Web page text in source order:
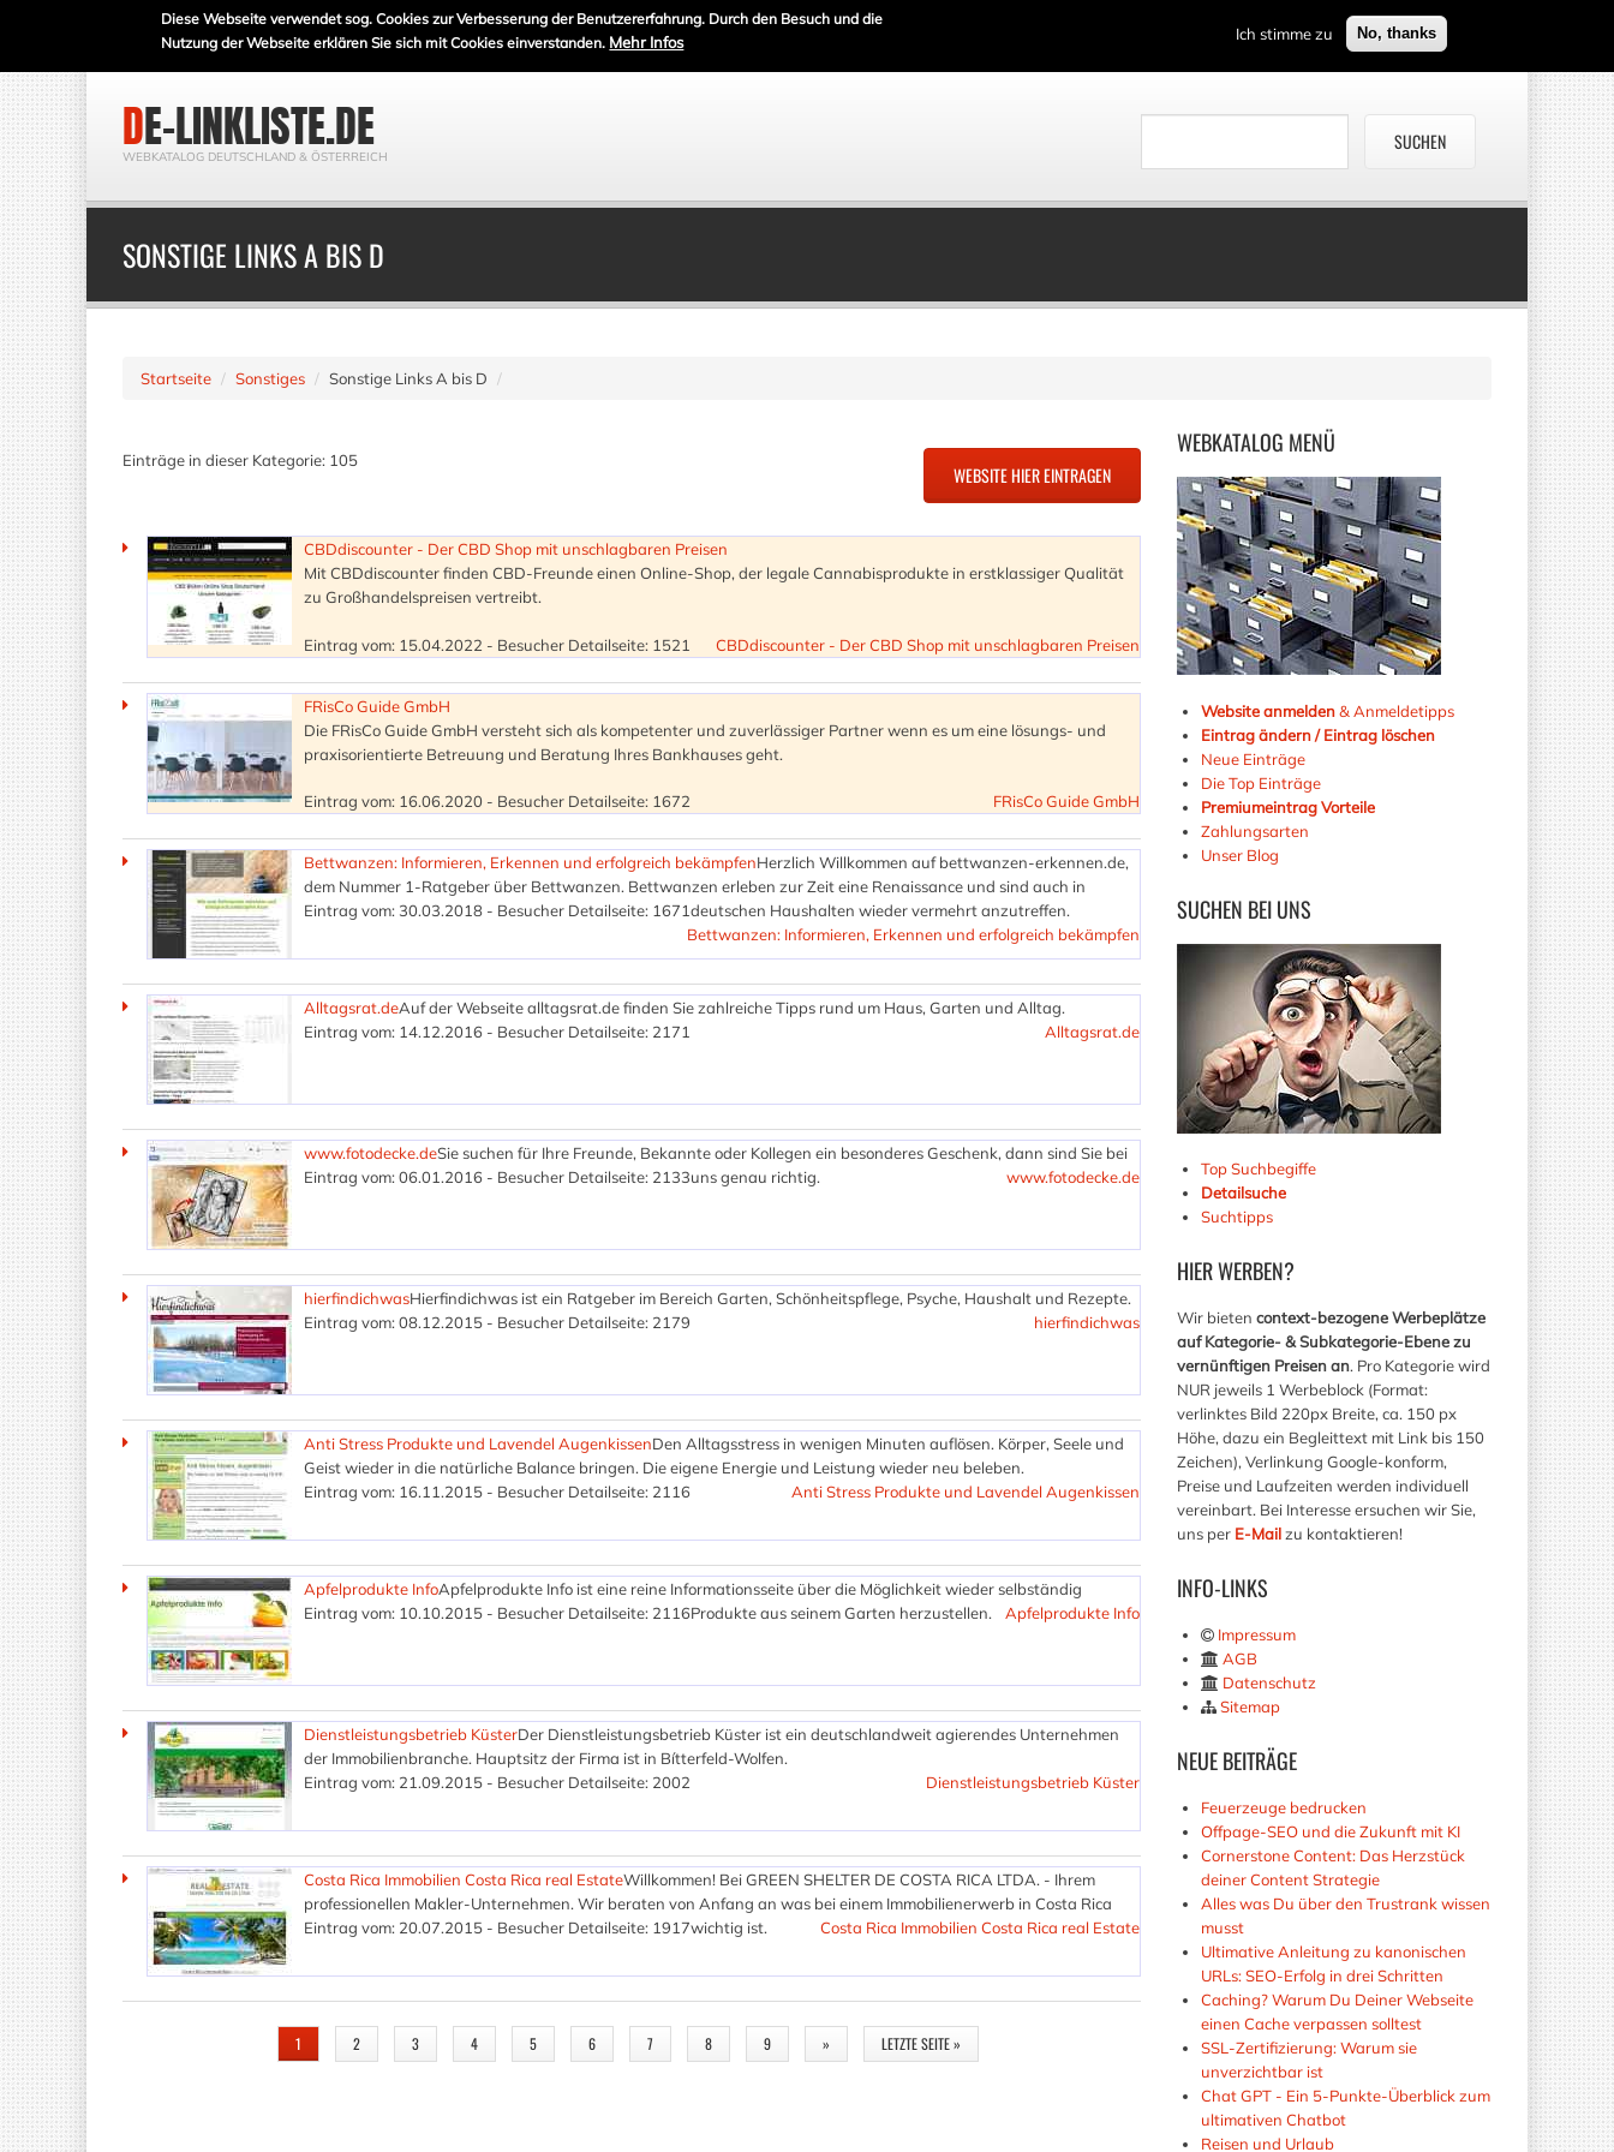
Diese Webseite verwendet sog. Cookies zur Verbesserung der Benutzererfahrung. Durch den Besuch und die
Nutzung der Webseite erklären Sie sich mit Cookies einverstanden. Mehr Infos Ich stimme zu No, thanks
DE-LINKLISTE.DE
WEBKATALOG DEUTSCHLAND & ÖSTERREICH
SONSTIGE LINKS A BIS D
Startseite Sonstiges Sonstige Links A bis D
WEBKATALOG MENÜ
Website anmelden& Anmeldetipps
Eintrag ändern / Eintrag löschen
Neue Einträge
Die Top Einträge
Premiumeintrag Vorteile
Zahlungsarten
Unser Blog
SUCHEN BEI UNS
Top Suchbegiffe
Detailsuche
Suchtipps
HIERWERBEN?
Wir bieten context-bezogene Werbeplätze
auf Kategorie- & Subkategorie-Ebene zu
vernünftigen Preisen an. Pro Kategorie wird
NUR jeweils 1 Werbeblock (Format:
verlinktes Bild 220px Breite, ca. 150 px
Höhe, dazu ein Begleittext mit Link bis 150
Zeichen), Verlinkung Google-konform,
Preise und Laufzeiten werden individuell
vereinbart. Bei Interesse ersuchen wir Sie,
uns per E-Mailzu kontaktieren!
INFO-LINKS
Impressum
AGB
Datenschutz
Sitemap
NEUEBEITRÄGE
Feuerzeuge bedrucken
Offpage-SEO und die Zukunft mit KI
Cornerstone Content: Das Herzstück
deiner Content Strategie
Alles was Du über den Trustrank wissen
musst
Ultimative Anleitung zu kanonischen
URLs: SEO-Erfolg in drei Schritten
Caching? Warum Du Deiner Webseite
einen Cache verpassen solltest
SSL-Zertifizierung: Warum sie
unverzichtbar ist
Chat GPT - Ein 5-Punkte-Überblick zum
ultimativen Chatbot
Reisen und Urlaub
Einträge in dieser Kategorie: 105
CBDdiscounter - Der CBD Shop mit unschlagbaren Preisen
Mit CBDdiscounter finden CBD-Freunde einen Online-Shop, der legale Cannabisprodukte in erstklassiger Qualität
zu Großhandelspreisen vertreibt.
Eintrag vom: 15.04.2022 - Besucher Detailseite: 1521 CBDdiscounter - Der CBD Shop mit unschlagbaren Preisen
FRisCo Guide GmbH
Die FRisCo Guide GmbH versteht sich als kompetenter und zuverlässiger Partner wenn es um eine lösungs- und
praxisorientierte Betreuung und Beratung Ihres Bankhauses geht.
Eintrag vom: 16.06.2020 - Besucher Detailseite: 1672 FRisCo Guide GmbH
Bettwanzen: Informieren, Erkennen und erfolgreich bekämpfenHerzlich Willkommen auf bettwanzen-erkennen.de,
dem Nummer 1-Ratgeber über Bettwanzen. Bettwanzen erleben zur Zeit eine Renaissance und sind auch in
deutschen Haushalten wieder vermehrt anzutreffen.
Eintrag vom: 30.03.2018 - Besucher Detailseite: 1671
Bettwanzen: Informieren, Erkennen und erfolgreich bekämpfen
Alltagsrat.deAuf der Webseite alltagsrat.de finden Sie zahlreiche Tipps rund um Haus, Garten und Alltag.
Eintrag vom: 14.12.2016 - Besucher Detailseite: 2171
Alltagsrat.de
www.fotodecke.deSie suchen für Ihre Freunde, Bekannte oder Kollegen ein besonderes Geschenk, dann sind Sie bei
uns genau richtig.
Eintrag vom: 06.01.2016 - Besucher Detailseite: 2133 www.fotodecke.de
hierfindichwasHierfindichwas ist ein Ratgeber im Bereich Garten, Schönheitspflege, Psyche, Haushalt und Rezepte.
Eintrag vom: 08.12.2015 - Besucher Detailseite: 2179
hierfindichwas
Anti Stress Produkte und Lavendel AugenkissenDen Alltagsstress in wenigen Minuten auflösen. Körper, Seele und
Geist wieder in die natürliche Balance bringen. Die eigene Energie und Leistung wieder neu beleben.
Eintrag vom: 16.11.2015 - Besucher Detailseite: 2116
Anti Stress Produkte und Lavendel Augenkissen
Apfelprodukte InfoApfelprodukte Info ist eine reine Informationsseite über die Möglichkeit wieder selbständig
Produkte aus seinem Garten herzustellen.
Eintrag vom: 10.10.2015 - Besucher Detailseite: 2116 Apfelprodukte Info
Dienstleistungsbetrieb KüsterDer Dienstleistungsbetrieb Küster ist ein deutschlandweit agierendes Unternehmen
der Immobilienbranche. Hauptsitz der Firma ist in Bítterfeld-Wolfen.
Eintrag vom: 21.09.2015 - Besucher Detailseite: 2002
Dienstleistungsbetrieb Küster
Costa Rica Immobilien Costa Rica real EstateWillkommen! Bei GREEN SHELTER DE COSTA RICA LTDA. - Ihrem
professionellen Makler-Unternehmen. Wir beraten von Anfang an was bei einem Immobilienerwerb in Costa Rica
wichtig ist.
Eintrag vom: 20.07.2015 - Besucher Detailseite: 1917 Costa Rica Immobilien Costa Rica real Estate
1 2 3 4 5 6 7 8 9 » LETZTE SEITE »